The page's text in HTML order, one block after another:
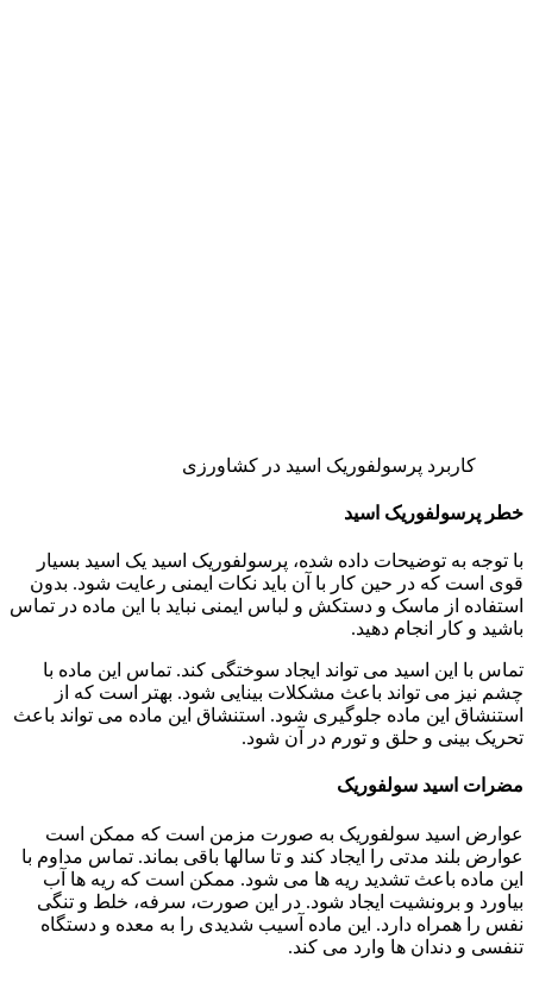
کاربرد پرسولفوریک اسید در کشاورزی
خطر پرسولفوریک اسید
با توجه به توضیحات داده شده، پرسولفوریک اسید یک اسید بسیار
قوی است که در حین کار با آن باید نکات ایمنی رعایت شود. بدون
استفاده از ماسک و دستکش و لباس ایمنی نباید با این ماده در تماس
باشید و کار انجام دهید.
تماس با این اسید می تواند ایجاد سوختگی کند. تماس این ماده با
چشم نیز می تواند باعث مشکلات بینایی شود. بهتر است که از
استنشاق این ماده جلوگیری شود. استنشاق این ماده می تواند باعث
تحریک بینی و حلق و تورم در آن شود.
مضرات اسید سولفوریک
عوارض اسید سولفوریک به صورت مزمن است که ممکن است
عوارض بلند مدتی را ایجاد کند و تا سالها باقی بماند. تماس مداوم با
این ماده باعث تشدید ریه ها می شود. ممکن است که ریه ها آب
بیاورد و برونشیت ایجاد شود. در این صورت، سرفه، خلط و تنگی
نفس را همراه دارد. این ماده آسیب شدیدی را به معده و دستگاه
تنفسی و دندان ها وارد می کند.